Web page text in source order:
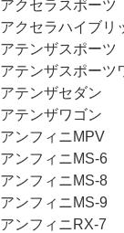
アクセラスポーツ
アクセラハイブリ
アテンザスポーツ
アテンザスポーツ
アテンザセダン
アテンザワゴン
アンフィニMPV
アンフィニMS-6
アンフィニMS-8
アンフィニMS-9
アンフィニRX-7